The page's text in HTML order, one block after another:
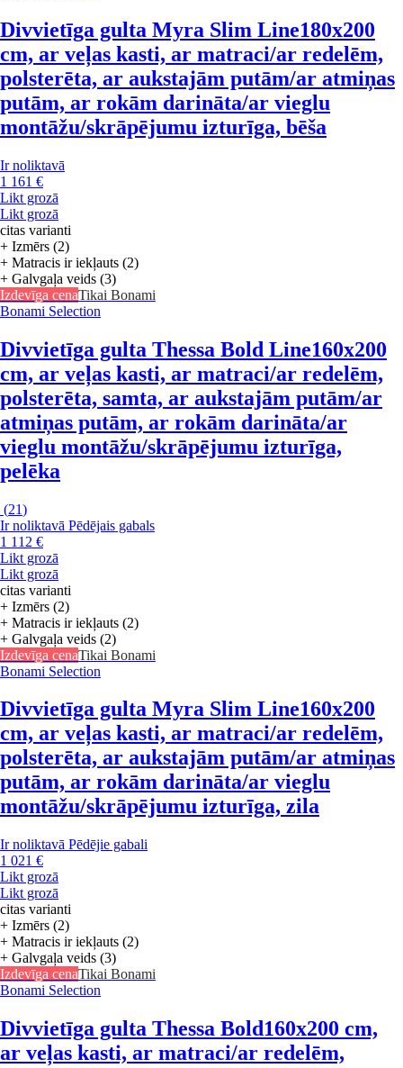
Divvietīga gulta Myra Slim Line180x200
cm, ar veļas kasti, ar matraci/ar redelēm,
polsterēta, ar aukstajām putām/ar atmiņas
putām, ar rokām darināta/ar vieglu
montāžu/skrāpējumu izturīga, bēša
Ir noliktavā
1 161 €
Likt grozā
Likt grozā
citas varianti
+ Izmērs (2)
+ Matracis ir iekļauts (2)
+ Galvgaļa veids (3)
Izdevīga cenaTikai Bonami
Bonami Selection
Divvietīga gulta Thessa Bold Line160x200
cm, ar veļas kasti, ar matraci/ar redelēm,
polsterēta, samta, ar aukstajām putām/ar
atmiņas putām, ar rokām darināta/ar
vieglu montāžu/skrāpējumu izturīga,
pelēka
(21)
Ir noliktavā Pēdējais gabals
1 112 €
Likt grozā
Likt grozā
citas varianti
+ Izmērs (2)
+ Matracis ir iekļauts (2)
+ Galvgaļa veids (2)
Izdevīga cenaTikai Bonami
Bonami Selection
Divvietīga gulta Myra Slim Line160x200
cm, ar veļas kasti, ar matraci/ar redelēm,
polsterēta, ar aukstajām putām/ar atmiņas
putām, ar rokām darināta/ar vieglu
montāžu/skrāpējumu izturīga, zila
Ir noliktavā Pēdējie gabali
1 021 €
Likt grozā
Likt grozā
citas varianti
+ Izmērs (2)
+ Matracis ir iekļauts (2)
+ Galvgaļa veids (3)
Izdevīga cenaTikai Bonami
Bonami Selection
Divvietīga gulta Thessa Bold160x200 cm,
ar veļas kasti, ar matraci/ar redelēm,